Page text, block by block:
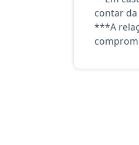
contar
***A